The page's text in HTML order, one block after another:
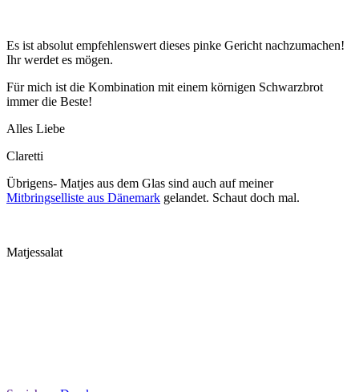
Es ist absolut empfehlenswert dieses pinke Gericht nachzumachen!
Ihr werdet es mögen.
Für mich ist die Kombination mit einem körnigen Schwarzbrot
immer die Beste!
Alles Liebe
Claretti
Übrigens- Matjes aus dem Glas sind auch auf meiner
Mitbringselliste aus Dänemark gelandet. Schaut doch mal.
Matjessalat